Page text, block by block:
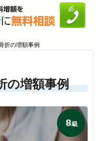
折の増額事例
の増額事例
8級